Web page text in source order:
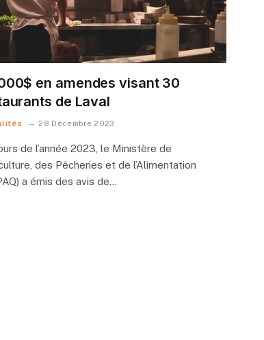
en amendes visant 30
de Laval
28 Décembre 2023
de l’année 2023, le Ministère de
des Pêcheries et de l’Alimentation
a émis des avis de…